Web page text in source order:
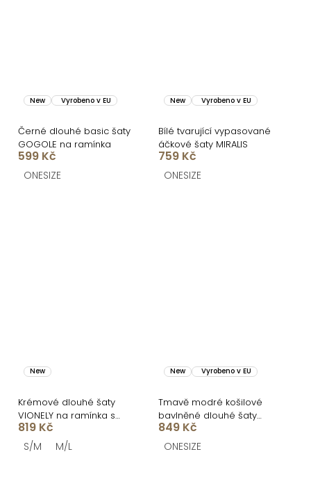
New Vyrobeno v EU
Černé dlouhé basic šaty
GOGOLE na ramínka
599 Kč
ONESIZE
New Vyrobeno v EU
Bílé tvarující vypasované
áčkové šaty MIRALIS
759 Kč
ONESIZE
New
Krémové dlouhé šaty
VIONELY na ramínka s
černými puntíky
819 Kč
S/M M/L
New Vyrobeno v EU
Tmavě modré košilové
bavlněné dlouhé šaty
FLORENTE
849 Kč
ONESIZE